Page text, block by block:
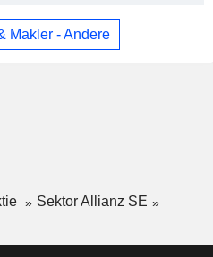
Makler - Andere
Sektor Allianz SE